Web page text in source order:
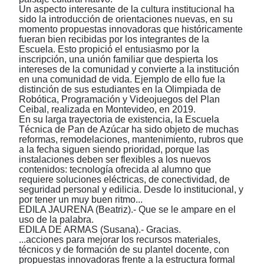
Un aspecto interesante de la cultura institucional ha
sido la introducción de orientaciones nuevas, en su
momento propuestas innovadoras que históricamente
fueran bien recibidas por los integrantes de la
Escuela. Esto propició el entusiasmo por la
inscripción, una unión familiar que despierta los
intereses de la comunidad y convierte a la institución
en una comunidad de vida. Ejemplo de ello fue la
distinción de sus estudiantes en la Olimpiada de
Robótica, Programación y Videojuegos del Plan
Ceibal, realizada en Montevideo, en 2019.
En su larga trayectoria de existencia, la Escuela
Técnica de Pan de Azúcar ha sido objeto de muchas
reformas, remodelaciones, mantenimiento, rubros que
a la fecha siguen siendo prioridad, porque las
instalaciones deben ser flexibles a los nuevos
contenidos: tecnología ofrecida al alumno que
requiere soluciones eléctricas, de conectividad, de
seguridad personal y edilicia. Desde lo institucional, y
por tener un muy buen ritmo...
EDILA JAURENA (Beatriz).- Que se le ampare en el
uso de la palabra.
EDILA DE ARMAS (Susana).- Gracias.
...acciones para mejorar los recursos materiales,
técnicos y de formación de su plantel docente, con
propuestas innovadoras frente a la estructura formal